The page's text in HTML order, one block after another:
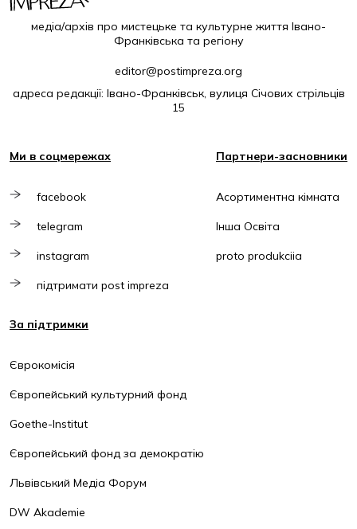
медіа/архів про мистецьке та культурне життя Івано-
Франківська та регіону
editor@postimpreza.org
адреса редакції: Івано-Франківськ, вулиця Січових стрільців
15
Ми в соцмережах
facebook
telegram
instagram
підтримати post impreza
Партнери-засновники
Асортиментна кімната
Інша Освіта
proto produkciia
За підтримки
Єврокомісія
Європейський культурний фонд
Goethe-Institut
Європейський фонд за демократію
Львівський Медіа Форум
DW Akademie